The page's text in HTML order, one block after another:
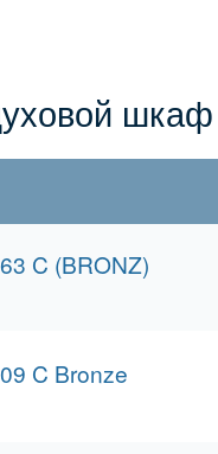
шкаф
C (BRONZ)
C Bronze